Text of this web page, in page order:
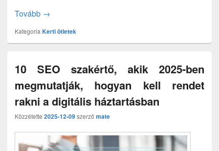
Tovább Uborka ültetése magról? Ezekre figyeljünk nagyon
→
Kategoria Kerti ötletek
10 SEO szakértő, akik 2025-ben
megmutatják, hogyan kell rendet
rakni a digitális háztartásban
Közzétette 2025-12-09szerző mate